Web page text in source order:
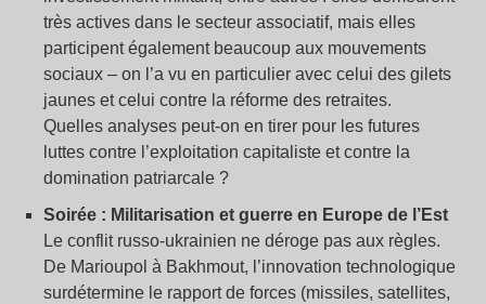
très actives dans le secteur associatif, mais elles
participent également beaucoup aux mouvements
sociaux – on l’a vu en particulier avec celui des gilets
jaunes et celui contre la réforme des retraites.
Quelles analyses peut-on en tirer pour les futures
luttes contre l’exploitation capitaliste et contre la
domination patriarcale ?
Soirée : Militarisation et guerre en Europe de l’Est
Le conflit russo-ukrainien ne déroge pas aux règles.
De Marioupol à Bakhmout, l’innovation technologique
surdétermine le rapport de forces (missiles, satellites,